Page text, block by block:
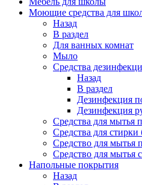
Моющие средства для
Назад
В раздел
Для ванных комнат
Мыло
Средства
Назад
В раздел
Дезинфекция
Дезинфекция
Средства для мытья
Средства для стирки
Средство для мытья
Средство для мытья
Напольные покрытия
Назад